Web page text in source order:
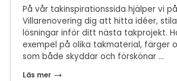
På vår takinspirationssida hjälper vi
Villarenovering dig att hitta idéer,
lösningar inför ditt nästa takprojekt.
exempel på olika takmaterial, färger
som både skyddar och förskönar ...
Läs mer